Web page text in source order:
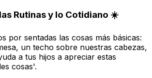
Rutinas y lo Cotidiano ☀️
por sentadas las cosas más básicas:
un techo sobre nuestras cabezas,
a tus hijos a apreciar estas
cosas'.